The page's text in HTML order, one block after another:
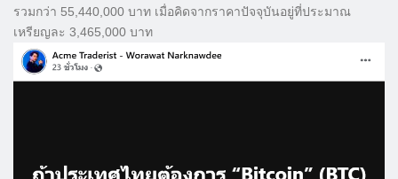
รวมกว่า 55,440,000 บาท เมื่อคิดจากราคาปัจจุบันอยู่ที่ประมาณ
เหรียญละ 3,465,000 บาท